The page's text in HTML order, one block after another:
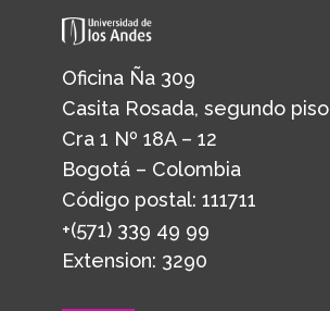
Oficina Ña 309
Casita Rosada, segundo piso
Cra 1 Nº 18A – 12
Bogotá – Colombia
Código postal: 111711
+(571) 339 49 99
Extension: 3290